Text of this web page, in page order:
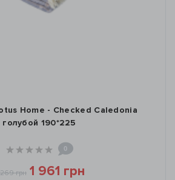
Home - Checked Caledonia
голубой 190*225
0
грн 1 961 грн